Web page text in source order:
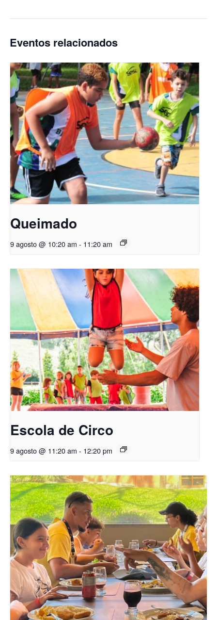
Eventos relacionados
Queimado
9 agosto @ 10:20 am - 11:20 am
Escola de Circo
9 agosto @ 11:20 am - 12:20 pm